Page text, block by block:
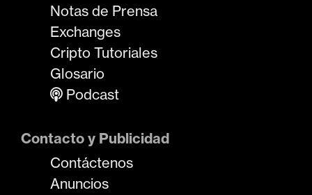
Notas de Prensa
Exchanges
Cripto Tutoriales
Glosario
Podcast
Contacto y Publicidad
Contáctenos
Anuncios